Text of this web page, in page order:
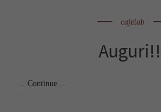
cafelab
... Continue ...